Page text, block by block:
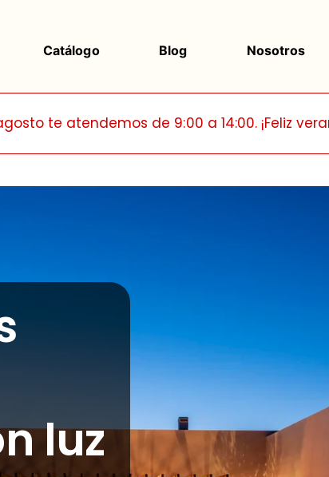
Catálogo Blog Nosotros
te atendemos de 9:00 a 14:00. ¡Feliz
luz